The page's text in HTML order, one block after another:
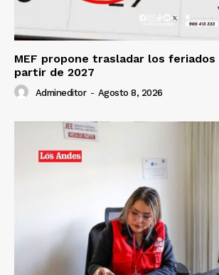
MEF propone trasladar los feriados
partir de 2027
Admineditor - Agosto 8, 2026